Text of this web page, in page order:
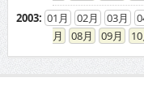
ドカントをご利用する